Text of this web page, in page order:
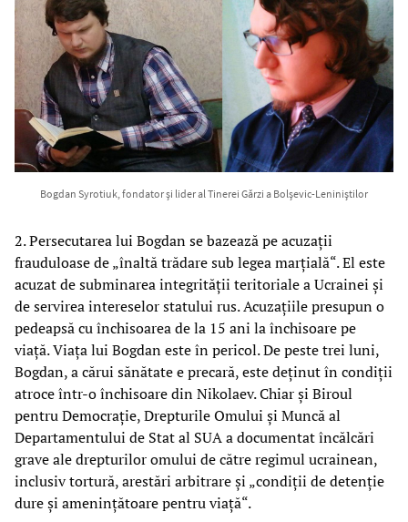
Bogdan Syrotiuk, fondator și lider al Tinerei Gărzi a Bolșevic-Leniniștilor
2. Persecutarea lui Bogdan se bazează pe acuzații
frauduloase de „înaltă trădare sub legea marțială“. El este
acuzat de subminarea integrității teritoriale a Ucrainei și
de servirea intereselor statului rus. Acuzațiile presupun o
pedeapsă cu închisoarea de la 15 ani la închisoare pe
viață. Viața lui Bogdan este în pericol. De peste trei luni,
Bogdan, a cărui sănătate e precară, este deținut în condiții
atroce într-o închisoare din Nikolaev. Chiar și Biroul
pentru Democrație, Drepturile Omului și Muncă al
Departamentului de Stat al SUA a documentat încălcări
grave ale drepturilor omului de către regimul ucrainean,
inclusiv tortură, arestări arbitrare și „condiții de detenție
dure și amenințătoare pentru viață“.